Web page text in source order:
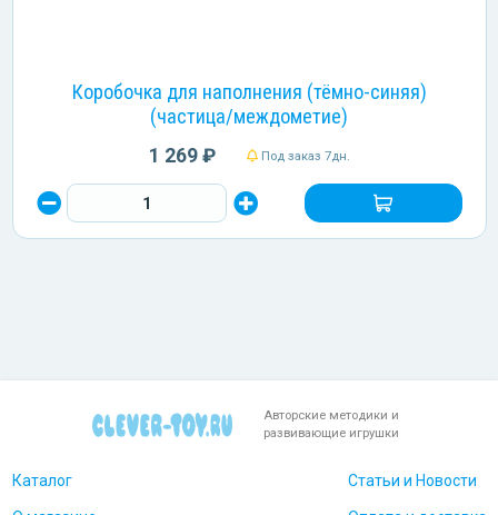
Коробочка для наполнения (тёмно-синяя)
(частица/междометие)
1 269 ₽ Под заказ 7дн.
Авторские методики и
развивающие игрушки
Каталог Статьи и Новости